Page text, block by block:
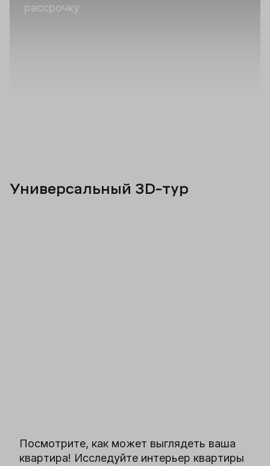
рассрочку
Универсальный 3D-тур
Посмотрите, как может выглядеть ваша
квартира! Исследуйте интерьер квартиры